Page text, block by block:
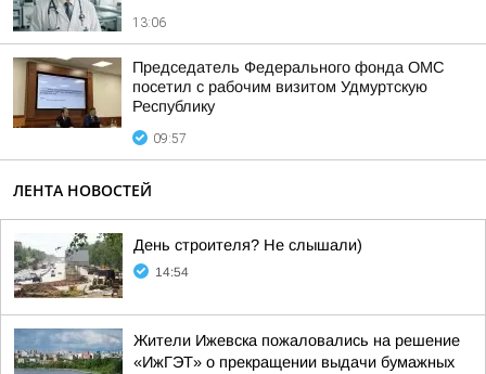
13:06
Председатель Федерального фонда ОМС
посетил с рабочим визитом Удмуртскую
Республику
09:57
ЛЕНТА НОВОСТЕЙ
День строителя? Не слышали)
14:54
Жители Ижевска пожаловались на решение
«ИжГЭТ» о прекращении выдачи бумажных